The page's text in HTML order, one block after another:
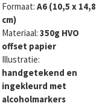
Formaat: A6 (10,5 x 14,8
cm)
Materiaal: 350g HVO
offset papier
Illustratie:
handgetekend en
ingekleurd met
alcoholmarkers